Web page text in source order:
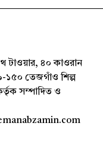
টাওয়ার, ৪০ কাওরান
১৫০ তেজগাঁও শিল্প
সম্পাদিত ও